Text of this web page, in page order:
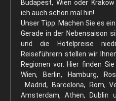
Last Minute
Isergebirge
Last Minute
Bedrichov
Budapest, Wien oder
ich auch schon mal hin!
Unser Tipp: Machen Sie es
Gerade in der Nebensaison
und die Hotelpreise
Reiseführern stellen wir
Regionen vor. Hier finden
Wien, Berlin, Hamburg,
Madrid, Barcelona, Rom,
Amsterdam, Athen, Dublin